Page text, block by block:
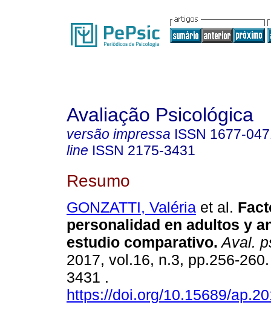
Avaliação Psicológica
versão impressa ISSN 1677-
line ISSN 2175-3431
Resumo
GONZATTI, Valéria et al.
personalidad en adultos y
estudio comparativo. Aval.
2017, vol.16, n.3, pp.256-
3431 .
https://doi.org/10.15689/